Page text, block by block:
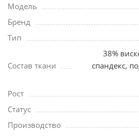
Модель
Бренд
Тип
Состав ткани
38%
спандекс,
Рост
Статус
Производство